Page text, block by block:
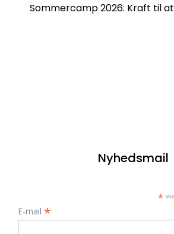
Sommercamp 2026: Kraft til
Nyhedsmail
*
E-mail *